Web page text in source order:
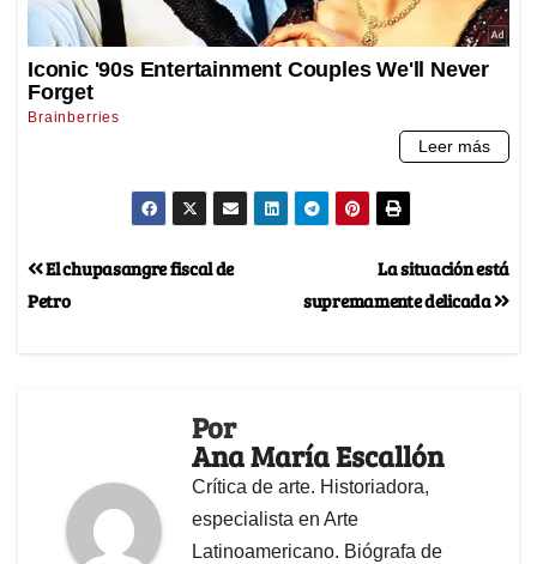
La situación está
supremamente delicada
El chupasangre fiscal de
Petro
Por
Ana María Escallón
Crítica de arte. Historiadora,
especialista en Arte
Latinoamericano. Biógrafa de